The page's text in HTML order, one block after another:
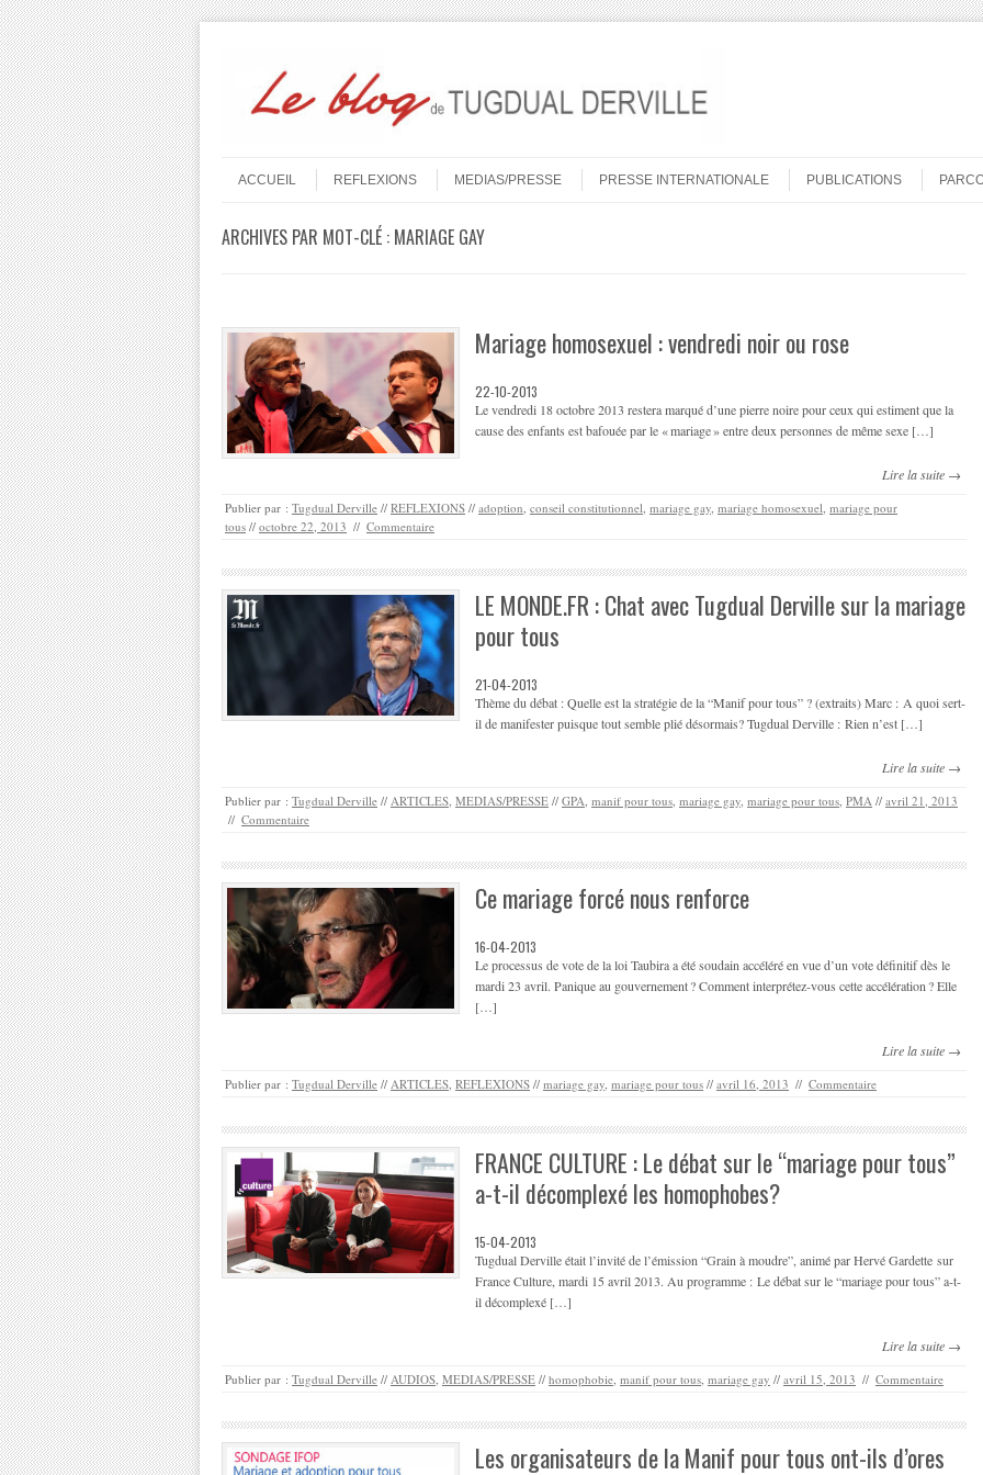
Menu
ACCUEIL
REFLEXIONS MEDIAS/PRESSE PRESSE INTERNATIONALE PUBLICATIONS
ARCHIVES PAR MOT-CLÉ : MARIAGE GAY
Mariage homosexuel : vendredi noir ou rose
22-10-2013
Le vendredi 18 octobre 2013 restera marqué d’une pierre noire pour ceux qui estiment que la
cause des enfants est bafouée par le « mariage » entre deux personnes de même sexe […]
Lire la suite →
Publier par : Tugdual Derville // REFLEXIONS // adoption conseil constitutionnel mariage gay mariage homosexuel mariage pour
tous // octobre 22, 2013 // Commentaire
LE MONDE.FR : Chat avec Tugdual Derville sur la mariage
pour tous
21-04-2013
Thème du débat : Quelle est la stratégie de la “Manif pour tous” ? (extraits) Marc : A quoi sert-
il de manifester puisque tout semble plié désormais? Tugdual Derville : Rien n’est […]
Lire la suite →
Publier par : Tugdual Derville // ARTICLES MEDIAS/PRESSE // GPA manif pour tous mariage gay mariage pour tous PMA // avril 21, 2013
// Commentaire
Ce mariage forcé nous renforce
16-04-2013
Le processus de vote de la loi Taubira a été soudain accéléré en vue d’un vote définitif dès le
mardi 23 avril. Panique au gouvernement ? Comment interprétez-vous cette accélération ? Elle
[…]
Lire la suite →
Publier par : Tugdual Derville // ARTICLES REFLEXIONS // mariage gay mariage pour tous // avril 16, 2013 // Commentaire
FRANCE CULTURE : Le débat sur le “mariage pour tous”
a-t-il décomplexé les homophobes?
15-04-2013
Tugdual Derville était l’invité de l’émission “Grain à moudre”, animé par Hervé Gardette sur
France Culture, mardi 15 avril 2013. Au programme : Le débat sur le “mariage pour tous” a-t-
il décomplexé […]
Lire la suite →
Publier par : Tugdual Derville // AUDIOS MEDIAS/PRESSE // homophobie manif pour tous mariage gay // avril 15, 2013 // Commentaire
Les organisateurs de la Manif pour tous ont-ils d’ores